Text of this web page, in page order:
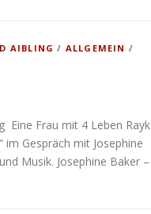
AIBLING / ALLGEMEIN /
Eine Frau mit 4 Leben
im Gespräch mit Josephine
Musik. Josephine Baker –